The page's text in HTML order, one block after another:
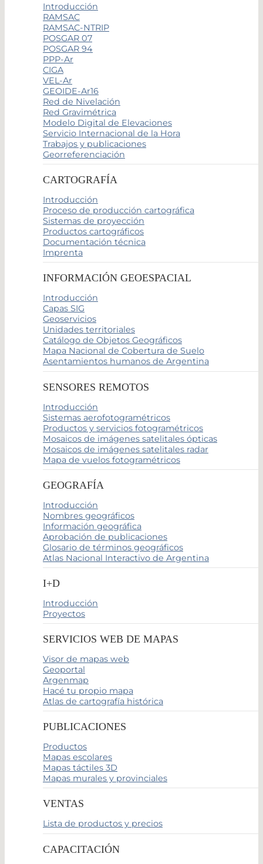
Introducción
RAMSAC
RAMSAC-NTRIP
POSGAR 07
POSGAR 94
PPP-Ar
CIGA
VEL-Ar
GEOIDE-Ar16
Red de Nivelación
Red Gravimétrica
Modelo Digital de Elevaciones
Servicio Internacional de la Hora
Trabajos y publicaciones
Georreferenciación
CARTOGRAFÍA
Introducción
Proceso de producción cartográfica
Sistemas de proyección
Productos cartográficos
Documentación técnica
Imprenta
INFORMACIÓN GEOESPACIAL
Introducción
Capas SIG
Geoservicios
Unidades territoriales
Catálogo de Objetos Geográficos
Mapa Nacional de Cobertura de Suelo
Asentamientos humanos de Argentina
SENSORES REMOTOS
Introducción
Sistemas aerofotogramétricos
Productos y servicios fotogramétricos
Mosaicos de imágenes satelitales ópticas
Mosaicos de imágenes satelitales radar
Mapa de vuelos fotogramétricos
GEOGRAFÍA
Introducción
Nombres geográficos
Información geográfica
Aprobación de publicaciones
Glosario de términos geográficos
Atlas Nacional Interactivo de Argentina
I+D
Introducción
Proyectos
SERVICIOS WEB DE MAPAS
Visor de mapas web
Geoportal
Argenmap
Hacé tu propio mapa
Atlas de cartografía histórica
PUBLICACIONES
Productos
Mapas escolares
Mapas táctiles 3D
Mapas murales y provinciales
VENTAS
Lista de productos y precios
CAPACITACIÓN